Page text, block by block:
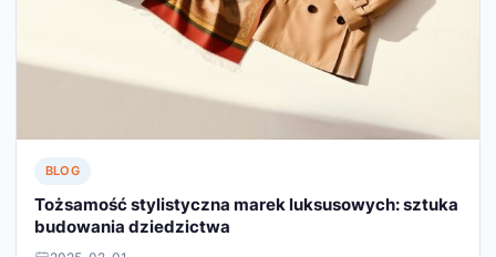
BLOG
Tożsamość stylistyczna marek luksusowych: sztuka
budowania dziedzictwa